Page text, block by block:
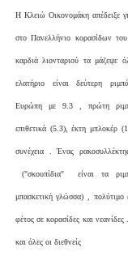
Η Κλειώ Οικονομάκη απέδειξε
στο Πανελλήνιο κορασίδων
καρδιά λιονταριού τα μάζεψε
ελατήριο είναι δεύτερη
Ευρώπη με 9.3 , πρώτη
επιθετικά (5.3), έκτη μπλοκέρ
συνέχεια . Ένας
("σκουπίδια" είναι τα
μπασκετική γλώσσα) ,
φέτος σε κορασίδες και
και όλες οι διεθνείς